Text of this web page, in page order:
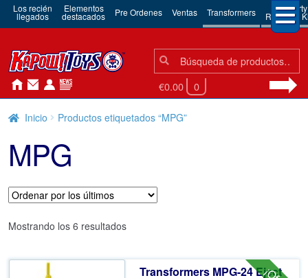
Los recién
llegados
Elementos
destacados Pre Ordenes Ventas Transformers 3rd Party
Robots &
Búsqueda:
Búsqueda
€0.00 0
Inicio Productos etiquetados “MPG”
MPG
Mostrando los 6 resultadosOrdenado
últimos
Transformers MPG-24 Eject